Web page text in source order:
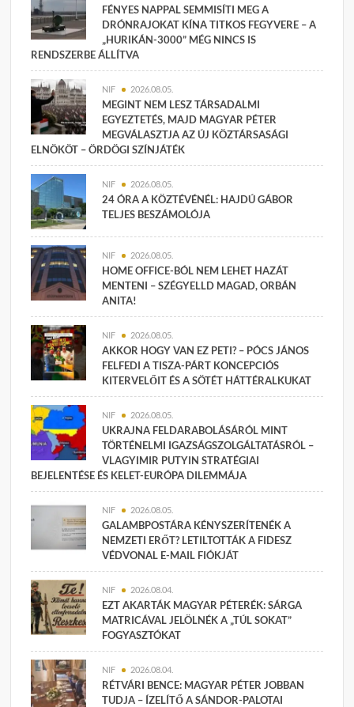
FÉNYES NAPPAL SEMMISÍTI MEG A
DRÓNRAJOKAT KÍNA TITKOS FEGYVERE – A
„HURIKÁN-3000” MÉG NINCS IS
RENDSZERBE ÁLLÍTVA
NIF 2026.08.05.
MEGINT NEM LESZ TÁRSADALMI
EGYEZTETÉS, MAJD MAGYAR PÉTER
MEGVÁLASZTJA AZ ÚJ KÖZTÁRSASÁGI
ELNÖKÖT – ÖRDÖGI SZÍNJÁTÉK
NIF 2026.08.05.
24 ÓRA A KÖZTÉVÉNÉL: HAJDÚ GÁBOR
TELJES BESZÁMOLÓJA
NIF 2026.08.05.
HOME OFFICE-BÓL NEM LEHET HAZÁT
MENTENI – SZÉGYELLD MAGAD, ORBÁN
ANITA!
NIF 2026.08.05.
AKKOR HOGY VAN EZ PETI? – PÓCS JÁNOS
FELFEDI A TISZA-PÁRT KONCEPCIÓS
KITERVELŐIT ÉS A SÖTÉT HÁTTÉRALKUKAT
NIF 2026.08.05.
UKRAJNA FELDARABOLÁSÁRÓL MINT
TÖRTÉNELMI IGAZSÁGSZOLGÁLTATÁSRÓL –
VLAGYIMIR PUTYIN STRATÉGIAI
BEJELENTÉSE ÉS KELET-EURÓPA DILEMMÁJA
NIF 2026.08.05.
GALAMBPOSTÁRA KÉNYSZERÍTENÉK A
NEMZETI ERŐT? LETILTOTTÁK A FIDESZ
VÉDVONAL E-MAIL FIÓKJÁT
NIF 2026.08.04.
EZT AKARTÁK MAGYAR PÉTERÉK: SÁRGA
MATRICÁVAL JELÖLNÉK A „TÚL SOKAT”
FOGYASZTÓKAT
NIF 2026.08.04.
RÉTVÁRI BENCE: MAGYAR PÉTER JOBBAN
TUDJA – ÍZELÍTŐ A SÁNDOR-PALOTAI